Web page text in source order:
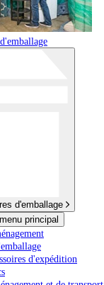
d'emballage
principal
d'expédition